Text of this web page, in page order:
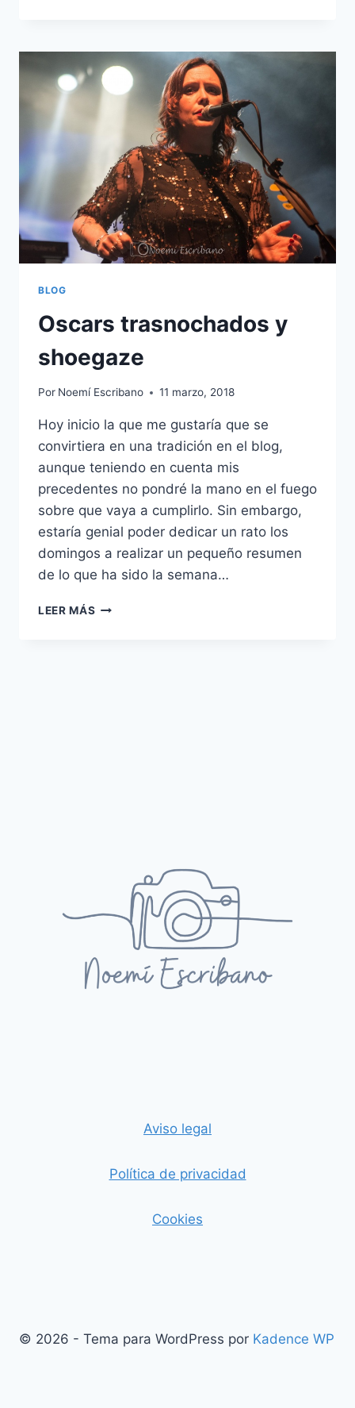
BLOG
Oscars trasnochados y
shoegaze
Por Noemí Escribano 11 marzo, 2018
Hoy inicio la que me gustaría que se
convirtiera en una tradición en el blog,
aunque teniendo en cuenta mis
precedentes no pondré la mano en el fuego
sobre que vaya a cumplirlo. Sin embargo,
estaría genial poder dedicar un rato los
domingos a realizar un pequeño resumen
de lo que ha sido la semana…
LEER MÁS OSCARS
Aviso legal
Política de privacidad
Cookies
© 2026 - Tema para WordPress por Kadence WP